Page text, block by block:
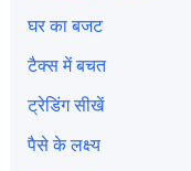
घर का बजट
टैक्स में बचत
ट्रेडिंग सीखें
पैसे के लक्ष्य